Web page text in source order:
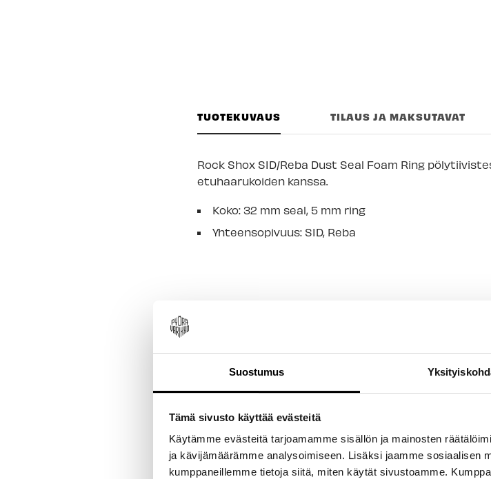
Suostumus
Tämä sivusto käyttää evästeitä
Käytämme evästeitä tarjoamamme sisällön ja mainosten
ja kävijämäärämme analysoimiseen. Lisäksi jaamme sosiaalisen
kumppaneillemme tietoja siitä, miten käytät sivustoamme.
TUOTEKUVAUS TILAUS JA MAKSUTAVAT
Rock Shox SID/Reba Dust Seal Foam Ring
etuhaarukoiden kanssa.
Koko:32 mm seal, 5 mm ring
Yhteensopivuus: SID, Reba
Kirjoita ensimmäinen